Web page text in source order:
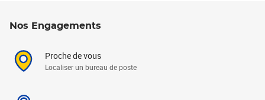
Nos Engagements
Proche de vous
Localiser un bureau de poste